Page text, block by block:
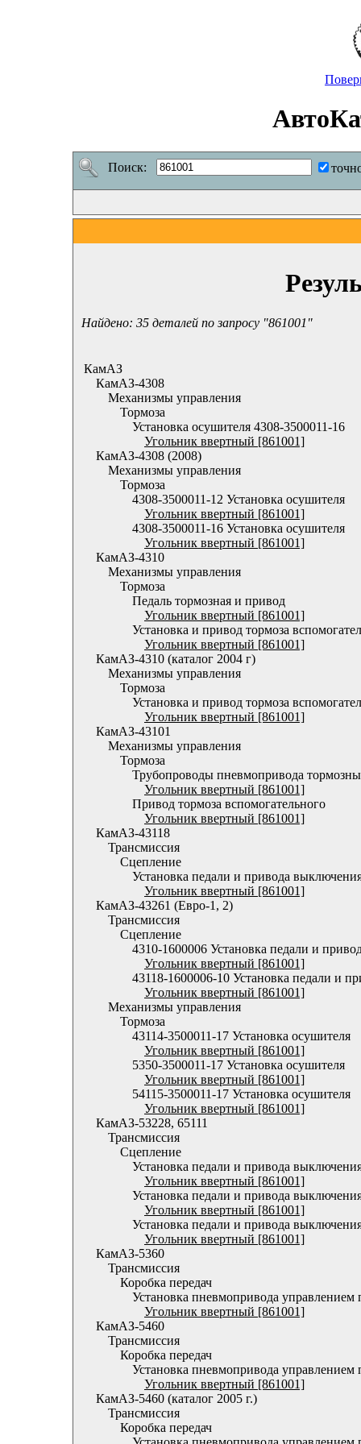
Поиск:
Найдено: 35 деталей по запросу "861001"
КамАЗ
КамАЗ-4308
Механизмы управления
Тормоза
Установка осушителя 4308-3500011-16
Угольник ввертный [861001]
КамАЗ-4308 (2008)
Механизмы управления
Тормоза
4308-3500011-12 Установка осушителя
Угольник ввертный [861001]
4308-3500011-16 Установка осушителя
Угольник ввертный [861001]
КамАЗ-4310
Механизмы управления
Тормоза
Педаль тормозная и привод
Угольник ввертный [861001]
Установка и привод тормоза
Угольник ввертный [861001]
КамАЗ-4310 (каталог 2004 г)
Механизмы управления
Тормоза
Установка и привод тормоза
Угольник ввертный [861001]
КамАЗ-43101
Механизмы управления
Тормоза
Трубопроводы пневмопривода
Угольник ввертный [861001]
Привод тормоза вспомогательного
Угольник ввертный [861001]
КамАЗ-43118
Трансмиссия
Сцепление
Установка педали и привода
Угольник ввертный [861001]
КамАЗ-43261 (Евро-1, 2)
Трансмиссия
Сцепление
4310-1600006 Установка педали и
Угольник ввертный [861001]
43118-1600006-10 Установка педали и
Угольник ввертный [861001]
Механизмы управления
Тормоза
43114-3500011-17 Установка осушителя
Угольник ввертный [861001]
5350-3500011-17 Установка осушителя
Угольник ввертный [861001]
54115-3500011-17 Установка осушителя
Угольник ввертный [861001]
КамАЗ-53228, 65111
Трансмиссия
Сцепление
Установка педали и привода
Угольник ввертный [861001]
Установка педали и привода
Угольник ввертный [861001]
Установка педали и привода
Угольник ввертный [861001]
КамАЗ-5360
Трансмиссия
Коробка передач
Установка пневмопривода управлением
Угольник ввертный [861001]
КамАЗ-5460
Трансмиссия
Коробка передач
Установка пневмопривода управлением
Угольник ввертный [861001]
КамАЗ-5460 (каталог 2005 г.)
Трансмиссия
Коробка передач